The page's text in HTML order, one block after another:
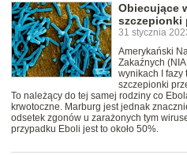
Obiecujące
szczepionki
31 stycznia
Amerykański
Zakaźnych
wynikach I fazy
szczepionki
To należący do tej samej rodziny co
krwotoczne. Marburg jest jednak
odsetek zgonów u zarażonych tym
przypadku Eboli jest to około 50%.